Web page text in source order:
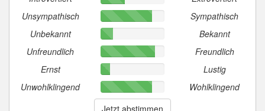
Unsympathisch
Sympathisch
Unbekannt
Bekannt
Unfreundlich
Freundlich
Ernst
Lustig
Unwohlklingend
Wohlklingend
Jetzt abstimmen